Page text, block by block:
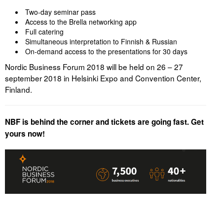
Abimaterjalid
Projektid
Two-day seminar pass
Access to the Brella networking app
Full catering
Simultaneous interpretation to Finnish & Russian
On-demand access to the presentations for 30 days
Nordic Business Forum 2018 will be held on 26 – 27
september 2018 in Helsinki Expo and Convention Center,
Finland.
NBF is behind the corner and tickets are going fast. Get
yours now!